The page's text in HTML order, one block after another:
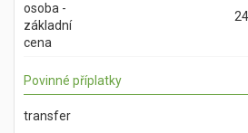
osoba -
základní
cena
Povinné příplatky
transfer